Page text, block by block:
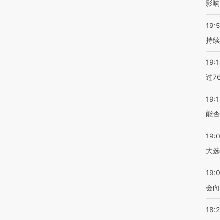
影
持
过
能
大
会